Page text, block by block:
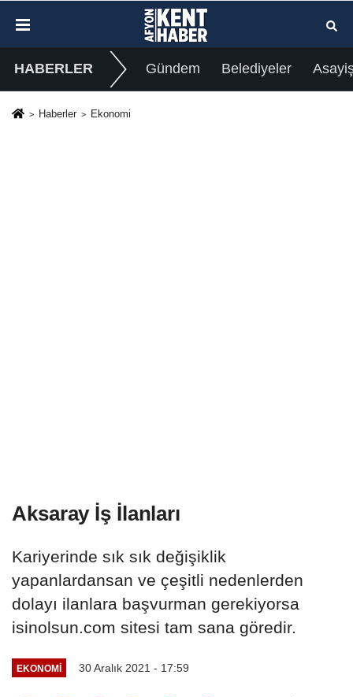
HABERLER Gündem Belediyeler
Haberler Ekonomi
Aksaray İş İlanları
Kariyerinde sık sık değişiklik
yapanlardansan ve çeşitli nedenlerden
dolayı ilanlara başvurman gerekiyorsa
isinolsun.com sitesi tam sana göredir.
EKONOMI 30 Aralık 2021 - 17:59